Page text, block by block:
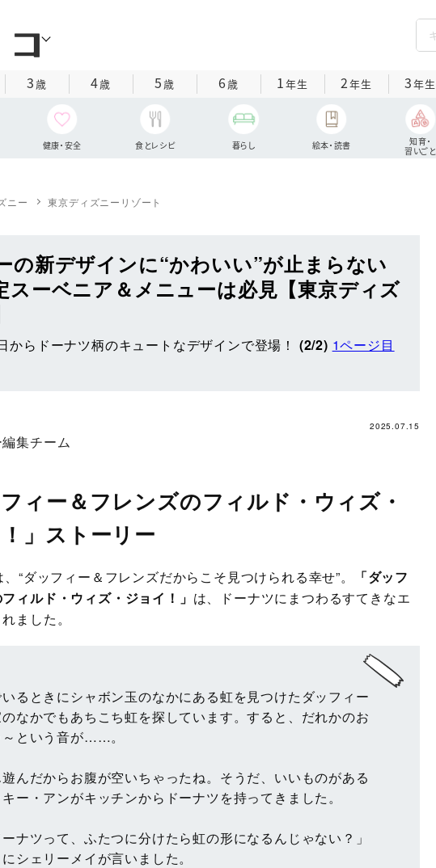
3歳 4歳 5歳 6歳 1年生 2年生 3年生
健康・安全 食とレシピ 暮らし 絵本・読書
知育・
習いごと
ニー 東京ディズニーリゾート
の新デザインに“かわいい”が止まらない
ーベニア＆メニューは必見【東京ディズ
からドーナツ柄のキュートなデザインで登場！ (2/2) 1ページ目
2025.07.15
集チーム
フィー＆フレンズのフィルド・ウィズ・
」ストーリー
“ダッフィー＆フレンズだからこそ見つけられる幸せ”。
「ダッフ
ィルド・ウィズ・ジョイ！」 は、ドーナツにまつわるすてきなエ
ました。
るときにシャボン玉のなかにある虹を見つけたダッフィー
なかでもあちこち虹を探しています。すると、だれかのお
という音が……。
遊んだからお腹が空いちゃったね。そうだ、いいものがある
ー・アンがキッチンからドーナツを持ってきました。
ーナツって、ふたつに分けたら虹の形になるんじゃない？」
シェリーメイが言いました。